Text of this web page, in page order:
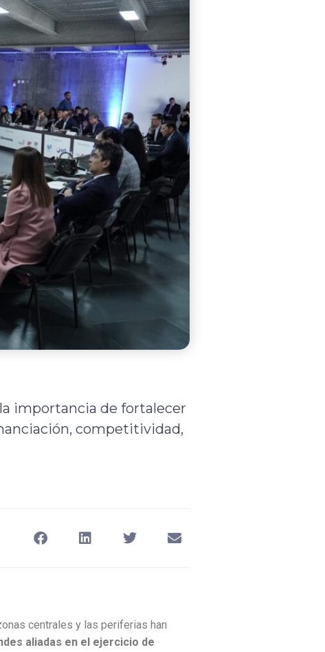
importancia de fortalecer
competitividad,
centrales y las periferias han
aliadas en el ejercicio de